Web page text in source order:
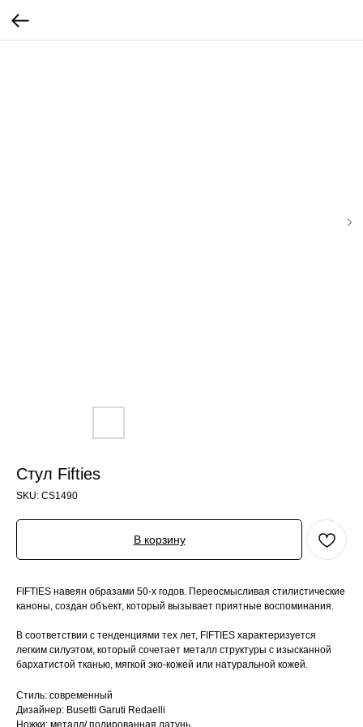
Стул Fifties
SKU: CS1490
В корзину
FIFTIES навеян образами 50-х годов. Переосмысливая стилистические
каноны, создан объект, который вызывает приятные воспоминания.
В соответствии с тенденциями тех лет, FIFTIES характеризуется
легким силуэтом, который сочетает металл структуры с изысканной
бархатистой тканью, мягкой эко-кожей или натуральной кожей.
Стиль: современный
Дизайнер: Busetti Garuti Redaelli
Ножки: металл/ полированная латунь